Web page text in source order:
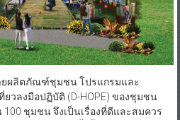
ยผลิตภัณฑ์ชุมชน โปรแกรมและ
ยวลงมือปฏิบัติ (D-HOPE) ของชุมชน
100 ชุมชน จึงเป็นเรื่องที่ดีและสมควร